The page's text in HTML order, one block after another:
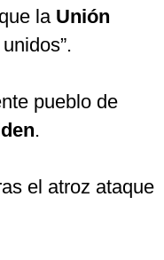
la Unión
pueblo de
.
el atroz ataque